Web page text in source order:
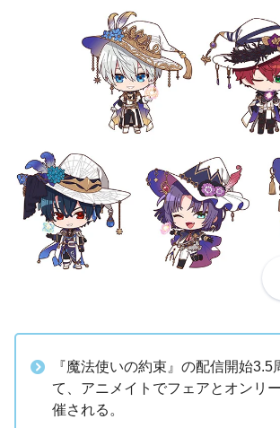
『魔法使いの約束』の配信開始3.5
て、アニメイトでフェアとオンリ
催される。